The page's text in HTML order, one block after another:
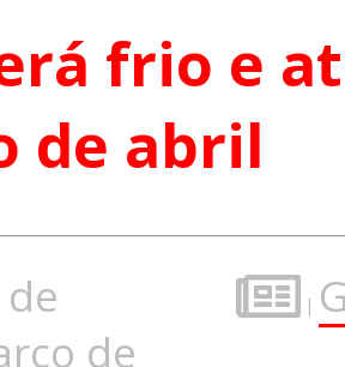
frio e
de abril
de
|